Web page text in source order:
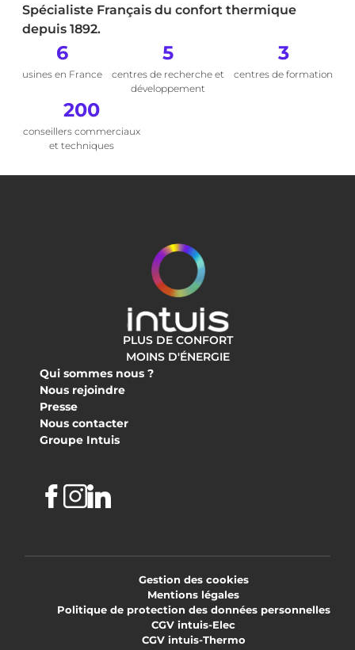
Spécialiste Français du confort thermique
depuis 1892.
6
usines en France
5
centres de recherche et
développement
3
centres de formation
200
conseillers commerciaux
et techniques
PLUS DE CONFORT
MOINS D'ÉNERGIE
Qui sommes nous ?
Nous rejoindre
Presse
Nous contacter
Groupe Intuis
Facebook
Instagram
Linkedin
Gestion des cookies
Mentions légales
Politique de protection des données personnelles
CGV intuis-Elec
CGV intuis-Thermo